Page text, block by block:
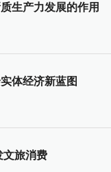
生产力发展的作用
体经济新蓝图
文旅消费